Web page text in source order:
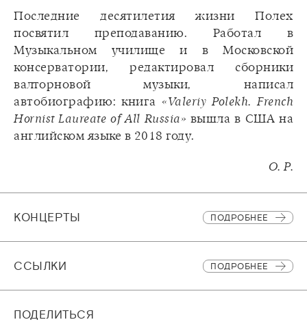
Последние десятилетия жизни Полех
посвятил преподаванию. Работал в
Музыкальном училище и в Московской
консерватории, редактировал сборники
валторновой музыки, написал
автобиографию: книга «Valeriy Polekh. French
Hornist Laureate of All Russia» вышла в США на
английском языке в 2018 году.
О. Р.
КОНЦЕРТЫ ПОДРОБНЕЕ
CСЫЛКИ ПОДРОБНЕЕ
ПОДЕЛИТЬСЯ